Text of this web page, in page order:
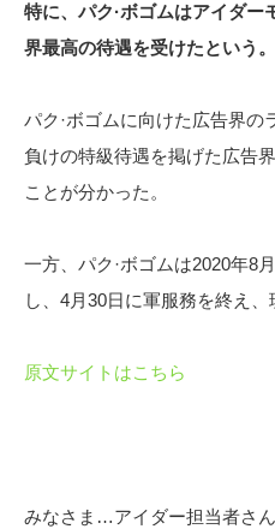
特に、パク·ボゴムはアイダー
界最高の待遇を受けたという。
パク·ボゴムに向けた広告界の
負けの特級待遇を掲げた広告
ことが分かった。
一方、パク·ボゴムは2020年8
し、4月30日に軍服務を終え、
原文サイトはこちら
みなさま…アイダー担当者さ